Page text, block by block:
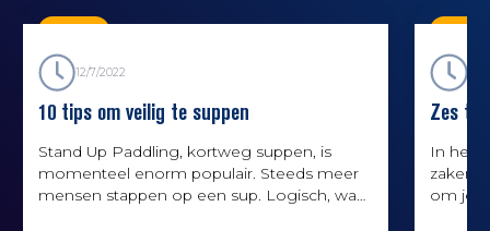
12/7/2022
10 tips om veilig te suppen
Stand Up Paddling, kortweg suppen, is
momenteel enorm populair. Steeds meer
mensen stappen op een sup. Logisch, want
Zes
In het
zaken
om je